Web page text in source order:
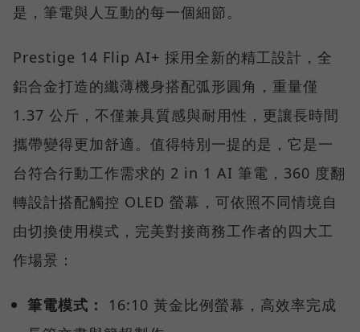
是，筆電與人互動的每一個細節。
Prestige 14 Flip AI+ 採用全新的精工設計，全
鋁合金打造的纖薄機身搭配弧形圓角，重量僅
1.37 公斤，不僅兼具質感與耐用性，更讓長時間
攜帶變得更加舒適。值得特別一提的是，它是一
台符合行動工作需求的 2 in 1 AI 筆電，360 度翻
轉設計搭配觸控 OLED 螢幕，可依照不同情境自
由切換使用模式，完美對接商務工作者的四大工
作場景：
筆電模式：
16:10 黃金比例螢幕，高效率完成